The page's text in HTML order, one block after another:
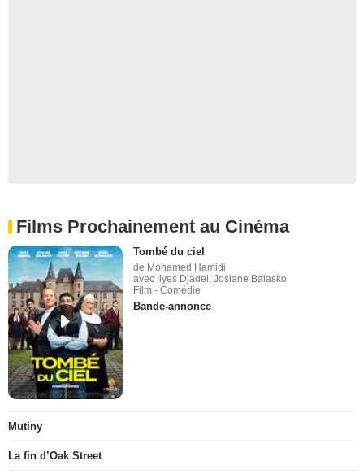
Films Prochainement au Cinéma
Tombé du ciel
de Mohamed Hamidi
avec Ilyes Djadel, Josiane Balasko
Film - Comédie
Bande-annonce
Mutiny
La fin d’Oak Street